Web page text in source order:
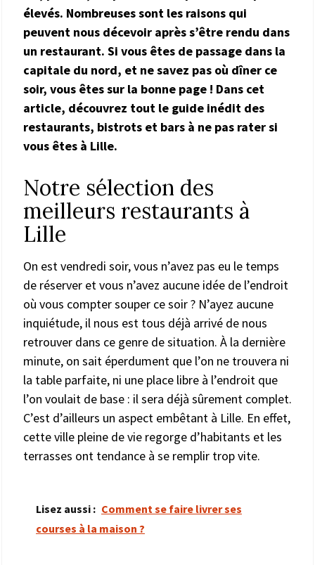
élevés. Nombreuses sont les raisons qui
peuvent nous décevoir après s’être rendu dans
un restaurant. Si vous êtes de passage dans la
capitale du nord, et ne savez pas où dîner ce
soir, vous êtes sur la bonne page ! Dans cet
article, découvrez tout le guide inédit des
restaurants, bistrots et bars à ne pas rater si
vous êtes à Lille.
Notre sélection des
meilleurs restaurants à
Lille
On est vendredi soir, vous n’avez pas eu le temps
de réserver et vous n’avez aucune idée de l’endroit
où vous compter souper ce soir ? N’ayez aucune
inquiétude, il nous est tous déjà arrivé de nous
retrouver dans ce genre de situation. À la dernière
minute, on sait éperdument que l’on ne trouvera ni
la table parfaite, ni une place libre à l’endroit que
l’on voulait de base : il sera déjà sûrement complet.
C’est d’ailleurs un aspect embêtant à Lille. En effet,
cette ville pleine de vie regorge d’habitants et les
terrasses ont tendance à se remplir trop vite.
Lisez aussi : Comment se faire livrer ses
courses à la maison ?